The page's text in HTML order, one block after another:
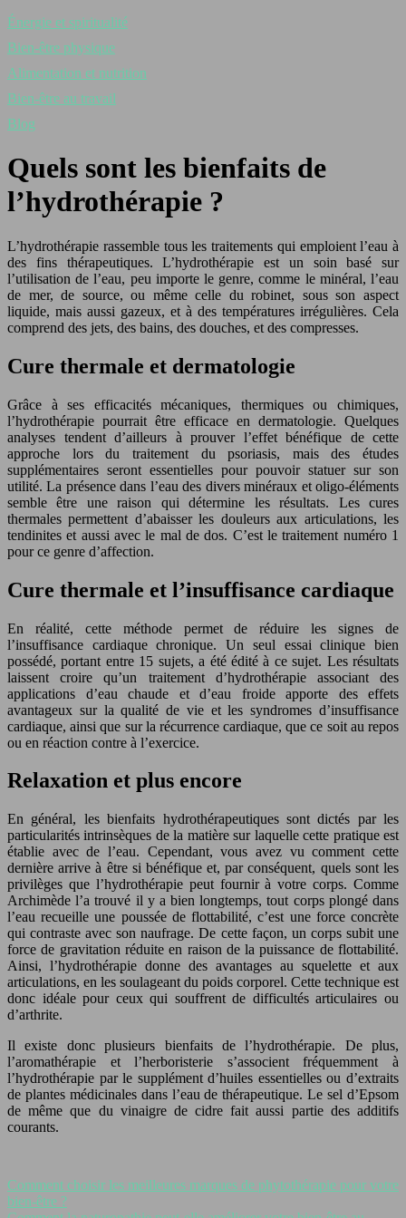
Énergie et spiritualité
Bien-être physique
Alimentation et nutrition
Bien-être au travail
Blog
Quels sont les bienfaits de
l’hydrothérapie ?
L’hydrothérapie rassemble tous les traitements qui emploient l’eau à
des fins thérapeutiques. L’hydrothérapie est un soin basé sur
l’utilisation de l’eau, peu importe le genre, comme le minéral, l’eau
de mer, de source, ou même celle du robinet, sous son aspect
liquide, mais aussi gazeux, et à des températures irrégulières. Cela
comprend des jets, des bains, des douches, et des compresses.
Cure thermale et dermatologie
Grâce à ses efficacités mécaniques, thermiques ou chimiques,
l’hydrothérapie pourrait être efficace en dermatologie. Quelques
analyses tendent d’ailleurs à prouver l’effet bénéfique de cette
approche lors du traitement du psoriasis, mais des études
supplémentaires seront essentielles pour pouvoir statuer sur son
utilité. La présence dans l’eau des divers minéraux et oligo-éléments
semble être une raison qui détermine les résultats. Les cures
thermales permettent d’abaisser les douleurs aux articulations, les
tendinites et aussi avec le mal de dos. C’est le traitement numéro 1
pour ce genre d’affection.
Cure thermale et l’insuffisance cardiaque
En réalité, cette méthode permet de réduire les signes de
l’insuffisance cardiaque chronique. Un seul essai clinique bien
possédé, portant entre 15 sujets, a été édité à ce sujet. Les résultats
laissent croire qu’un traitement d’hydrothérapie associant des
applications d’eau chaude et d’eau froide apporte des effets
avantageux sur la qualité de vie et les syndromes d’insuffisance
cardiaque, ainsi que sur la récurrence cardiaque, que ce soit au repos
ou en réaction contre à l’exercice.
Relaxation et plus encore
En général, les bienfaits hydrothérapeutiques sont dictés par les
particularités intrinsèques de la matière sur laquelle cette pratique est
établie avec de l’eau. Cependant, vous avez vu comment cette
dernière arrive à être si bénéfique et, par conséquent, quels sont les
privilèges que l’hydrothérapie peut fournir à votre corps. Comme
Archimède l’a trouvé il y a bien longtemps, tout corps plongé dans
l’eau recueille une poussée de flottabilité, c’est une force concrète
qui contraste avec son naufrage. De cette façon, un corps subit une
force de gravitation réduite en raison de la puissance de flottabilité.
Ainsi, l’hydrothérapie donne des avantages au squelette et aux
articulations, en les soulageant du poids corporel. Cette technique est
donc idéale pour ceux qui souffrent de difficultés articulaires ou
d’arthrite.
Il existe donc plusieurs bienfaits de l’hydrothérapie. De plus,
l’aromathérapie et l’herboristerie s’associent fréquemment à
l’hydrothérapie par le supplément d’huiles essentielles ou d’extraits
de plantes médicinales dans l’eau de thérapeutique. Le sel d’Epsom
de même que du vinaigre de cidre fait aussi partie des additifs
courants.
Comment choisir les meilleures marques de phytothérapie pour votre
bien-être ?